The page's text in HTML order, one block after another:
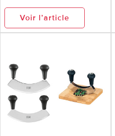
Voir l’article